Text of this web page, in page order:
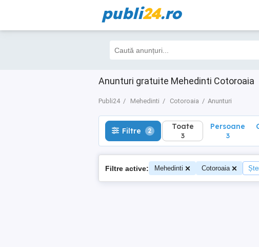
publi24.ro
Anunturi gratuite Mehedinti Cotoroaia
Publi24 Mehedinti Cotoroaia Anunturi
Filtre 2 Toate
3
Filtre 2 Toate
3
Persoane
3
Filtre active: Mehedinti Cotoroaia